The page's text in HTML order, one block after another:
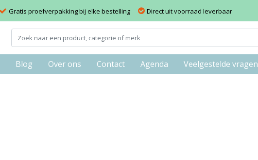
Gratis proefverpakking bij elke bestelling Direct uit voorraad leverbaar
Blog Over ons Contact Agenda Veelgestelde vragen